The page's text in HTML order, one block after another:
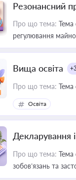
Резонансний
Про що тема: Тема
регулювання
Вища освіта
Про що тема: Тема
Освіта
Декларування
Про що тема: Тема
зобов’язань та